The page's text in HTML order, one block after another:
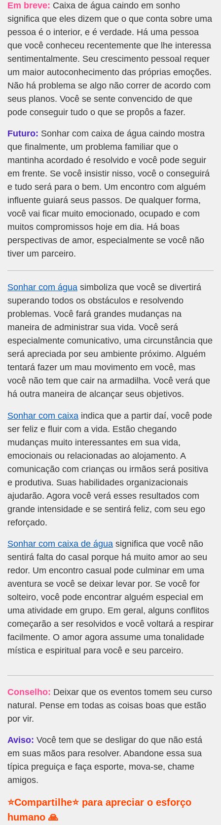
Em breve: Caixa de água caindo em sonho
significa que eles dizem que o que conta sobre uma
pessoa é o interior, e é verdade. Há uma pessoa
que você conheceu recentemente que lhe interessa
sentimentalmente. Seu crescimento pessoal requer
um maior autoconhecimento das próprias emoções.
Não há problema se algo não correr de acordo com
seus planos. Você se sente convencido de que
pode conseguir tudo o que se propôs a fazer.
Futuro: Sonhar com caixa de água caindo mostra
que finalmente, um problema familiar que o
mantinha acordado é resolvido e você pode seguir
em frente. Se você insistir nisso, você o conseguirá
e tudo será para o bem. Um encontro com alguém
influente guiará seus passos. De qualquer forma,
você vai ficar muito emocionado, ocupado e com
muitos compromissos hoje em dia. Há boas
perspectivas de amor, especialmente se você não
tiver um parceiro.
Sonhar com água simboliza que você se divertirá
superando todos os obstáculos e resolvendo
problemas. Você fará grandes mudanças na
maneira de administrar sua vida. Você será
especialmente comunicativo, uma circunstância que
será apreciada por seu ambiente próximo. Alguém
tentará fazer um mau movimento em você, mas
você não tem que cair na armadilha. Você verá que
há outra maneira de alcançar seus objetivos.
Sonhar com caixa indica que a partir daí, você pode
ser feliz e fluir com a vida. Estão chegando
mudanças muito interessantes em sua vida,
emocionais ou relacionadas ao alojamento. A
comunicação com crianças ou irmãos será positiva
e produtiva. Suas habilidades organizacionais
ajudarão. Agora você verá esses resultados com
grande intensidade e se sentirá feliz, com seu ego
reforçado.
Sonhar com caixa de água significa que você não
sentirá falta do casal porque há muito amor ao seu
redor. Um encontro casual pode culminar em uma
aventura se você se deixar levar por. Se você for
solteiro, você pode encontrar alguém especial em
uma atividade em grupo. Em geral, alguns conflitos
começarão a ser resolvidos e você voltará a respirar
facilmente. O amor agora assume uma tonalidade
mística e espiritual para você e seu parceiro.
Conselho: Deixar que os eventos tomem seu curso
natural. Pense em todas as coisas boas que estão
por vir.
Aviso: Você tem que se desligar do que não está
em suas mãos para resolver. Abandone essa sua
típica preguiça e faça esporte, mova-se, chame
amigos.
⭐Compartilhe⭐ para apreciar o esforço
humano 🙏